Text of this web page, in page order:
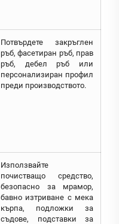
Потвърдете закръглен
ръб, фасетиран ръб, прав
ръб, дебел ръб или
персонализиран профил
преди производството.
Използвайте
почистващо средство,
безопасно за мрамор,
бавно изтриване с мека
кърпа, подложки за
съдове, подставки за